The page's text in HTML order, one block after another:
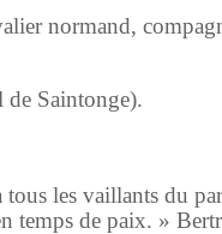
normand,
de Saintonge).
les vaillants du
temps de paix. »